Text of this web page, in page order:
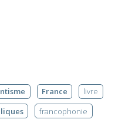
France
livre
francophonie